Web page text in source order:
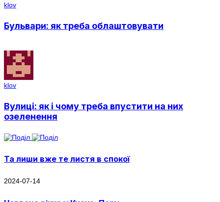
klov
Бульвари: як треба облаштовувати
klov
Вулиці: як і чому треба впустити на них
озеленення
Та лиши вже те листя в спокої
2024-07-14